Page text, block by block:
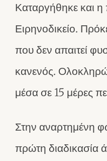
Καταργήθηκε και η
Ειρηνοδικείο.
που δεν απαιτεί
κανενός.
μέσα σε 15 μέρες
Στην αναρτημένη
πρώτη διαδικασία